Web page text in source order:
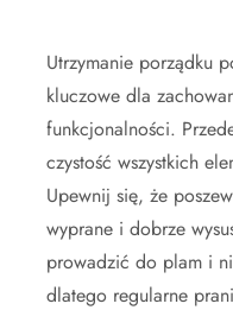
Utrzymanie porządku
kluczowe dla
funkcjonalności.
czystość wszystkich
Upewnij się, że
wyprane i dobrze
prowadzić do plam i
dlatego regularne